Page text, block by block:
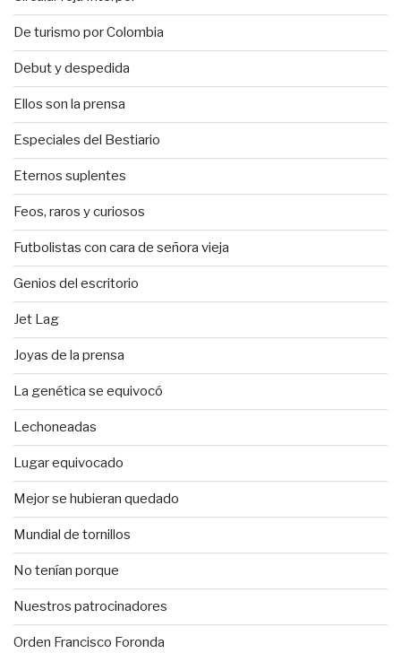
De turismo por Colombia
Debut y despedida
Ellos son la prensa
Especiales del Bestiario
Eternos suplentes
Feos, raros y curiosos
Futbolistas con cara de señora vieja
Genios del escritorio
Jet Lag
Joyas de la prensa
La genética se equivocó
Lechoneadas
Lugar equivocado
Mejor se hubieran quedado
Mundial de tornillos
No tenían porque
Nuestros patrocinadores
Orden Francisco Foronda